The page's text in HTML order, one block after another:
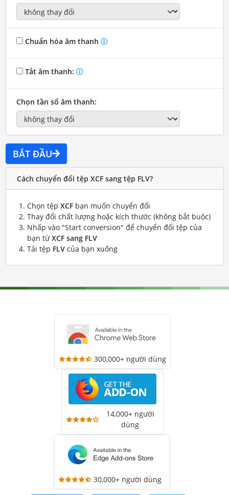
Chuẩn hóa âm thanh
Tắt âm thanh:
Chọn tần số âm thanh:
BẮT ĐẦU
Cách chuyển đổi tệp XCF sang tệp FLV?
Chọn tệp XCFbạn muốn chuyển đổi
Thay đổi chất lượng hoặc kích thước (không bắt buộc)
Nhấp vào "Start conversion" để chuyển đổi tệp của
bạn từXCF sang FLV
Tải tệp FLVcủa bạn xuống
300,000+ người dùng
14,000+ người
dùng
30,000+ người dùng